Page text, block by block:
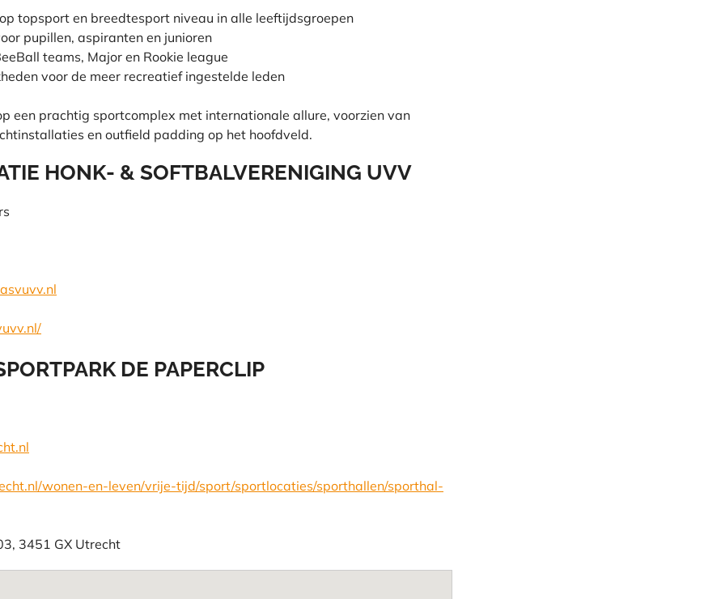
topsport en breedtesport niveau in alle leeftijdsgroepen
pupillen, aspiranten en junioren
teams, Major en Rookie league
voor de meer recreatief ingestelde leden
een prachtig sportcomplex met internationale allure, voorzien van
en outfield padding op het hoofdveld.
HONK- & SOFTBALVERENIGING UVV
DE PAPERCLIP
wonen-en-leven/vrije-tijd/sport/sportlocaties/sporthallen/sporthal-
, 3451 GX Utrecht